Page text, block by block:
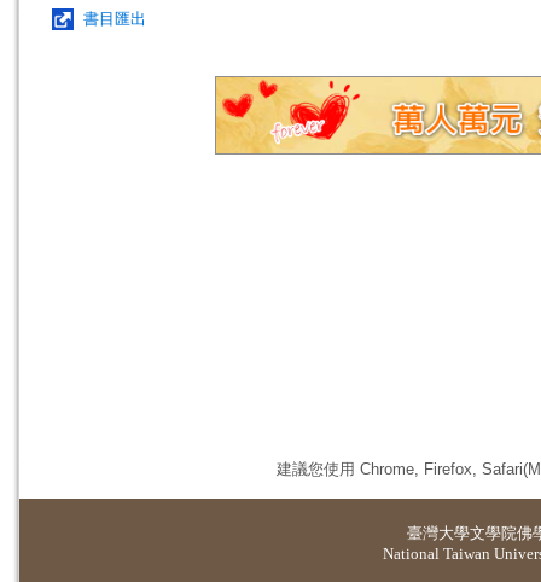
書目匯出
建議您使用 Chrome, Firefox,
臺灣大學文學院佛
National Taiwan